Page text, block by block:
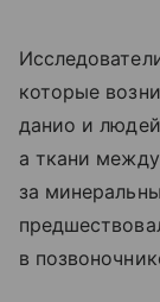
которые
данио и
а ткани
за
в